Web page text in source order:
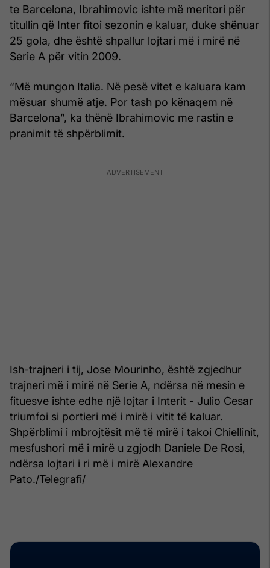
te Barcelona, Ibrahimovic ishte më meritori për
titullin që Inter fitoi sezonin e kaluar, duke shënuar
25 gola, dhe është shpallur lojtari më i mirë në
Serie A për vitin 2009.
“Më mungon Italia. Në pesë vitet e kaluara kam
mësuar shumë atje. Por tash po kënaqem në
Barcelona”, ka thënë Ibrahimovic me rastin e
pranimit të shpërblimit.
Ish-trajneri i tij, Jose Mourinho, është zgjedhur
trajneri më i mirë në Serie A, ndërsa në mesin e
fituesve ishte edhe një lojtar i Interit - Julio Cesar
triumfoi si portieri më i mirë i vitit të kaluar.
Shpërblimi i mbrojtësit më të mirë i takoi Chiellinit,
mesfushori më i mirë u zgjodh Daniele De Rosi,
ndërsa lojtari i ri më i mirë Alexandre
Pato./Telegrafi/